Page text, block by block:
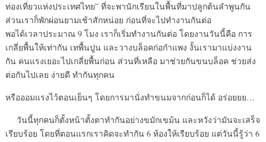
ท่องเที่ยวแห่งประเทศไทย” ที่จะพานักเรียนในพื้นที่มาปลูกต้นลำพูนกัน
ส่วนเราก็พักผ่อนยามเช้าสักหน่อย ก่อนที่จะไปทำงานกันต่อ
พอได้เวลาประมาณ 9 โมง เราก็เริ่มทำงานกันต่อ โดยงานวันนี้คือ การ
เกลี่ยพื้นให้เท่ากัน เทพื้นปูน และวางบล็อคก่อกำแพง งั้นเรามาแบ่งงาน
กัน คนแรงเยอะไปเกลี่ยพื้นก่อน ส่วนที่เหลือ มาช่วยกันขนบล็อค ช่วยส่ง
ต่อกันไปเลย ง่ายดี ทำกันทุกคน
หรือออมแรงไว้ตอนเย็นๆ โดยการมานั่งทำขนมจากก่อนก็ได้ อร่อยยย…
วันนี้ทุกคนก็ตั้งหน้าตั้งตาทำกันอย่างขมักเขม้น และหวังว่ามันจะเสร็จ
เรียบร้อย โดยที่ตอนแรกเราคิดจะทำกัน 6 ห้องให้เรียบร้อย แต่วันนี้รู้ว่า 6